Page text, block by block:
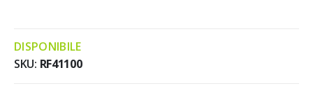
DISPONIBILE
SKU RF41100